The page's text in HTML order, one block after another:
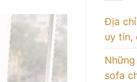
Địa
uy tín,
sofa